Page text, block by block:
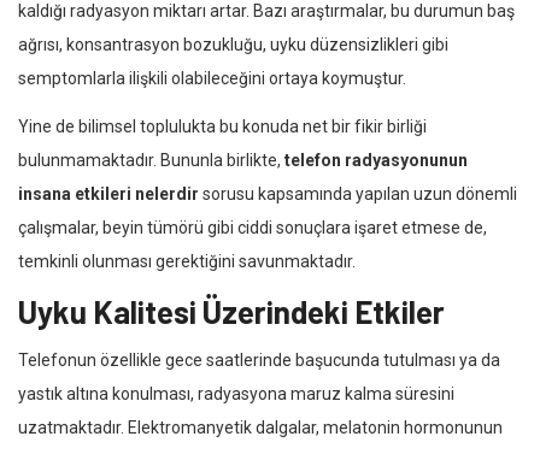
kaldığı radyasyon miktarı artar. Bazı araştırmalar, bu durumun baş
ağrısı, konsantrasyon bozukluğu, uyku düzensizlikleri gibi
semptomlarla ilişkili olabileceğini ortaya koymuştur.
Yine de bilimsel toplulukta bu konuda net bir fikir birliği
bulunmamaktadır. Bununla birlikte, telefon radyasyonunun
insana etkileri nelerdir sorusu kapsamında yapılan uzun dönemli
çalışmalar, beyin tümörü gibi ciddi sonuçlara işaret etmese de,
temkinli olunması gerektiğini savunmaktadır.
Uyku Kalitesi Üzerindeki Etkiler
Telefonun özellikle gece saatlerinde başucunda tutulması ya da
yastık altına konulması, radyasyona maruz kalma süresini
uzatmaktadır. Elektromanyetik dalgalar, melatonin hormonunun